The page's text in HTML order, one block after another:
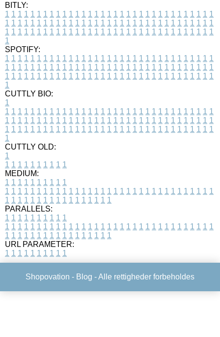
BITLY:
1 1 1 1 1 1 1 1 1 1 1 1 1 1 1 1 1 1 1 1 1 1 1 1 1 1 1 1 1 1 1 1 1
1 1 1 1 1 1 1 1 1 1 1 1 1 1 1 1 1 1 1 1 1 1 1 1 1 1 1 1 1 1 1 1 1
1 1 1 1 1 1 1 1 1 1 1 1 1 1 1 1 1 1 1 1 1 1 1 1 1 1 1 1 1 1 1 1 1
1
SPOTIFY:
1 1 1 1 1 1 1 1 1 1 1 1 1 1 1 1 1 1 1 1 1 1 1 1 1 1 1 1 1 1 1 1 1
1 1 1 1 1 1 1 1 1 1 1 1 1 1 1 1 1 1 1 1 1 1 1 1 1 1 1 1 1 1 1 1 1
1 1 1 1 1 1 1 1 1 1 1 1 1 1 1 1 1 1 1 1 1 1 1 1 1 1 1 1 1 1 1 1 1
1
CUTTLY BIO:
1
1 1 1 1 1 1 1 1 1 1 1 1 1 1 1 1 1 1 1 1 1 1 1 1 1 1 1 1 1 1 1 1 1
1 1 1 1 1 1 1 1 1 1 1 1 1 1 1 1 1 1 1 1 1 1 1 1 1 1 1 1 1 1 1 1 1
1 1 1 1 1 1 1 1 1 1 1 1 1 1 1 1 1 1 1 1 1 1 1 1 1 1 1 1 1 1 1 1 1
1
CUTTLY OLD:
1
1 1 1 1 1 1 1 1 1 1
MEDIUM:
1 1 1 1 1 1 1 1 1 1
1 1 1 1 1 1 1 1 1 1 1 1 1 1 1 1 1 1 1 1 1 1 1 1 1 1 1 1 1 1 1 1 1
1 1 1 1 1 1 1 1 1 1 1 1 1 1 1 1 1
PARALLELS:
1 1 1 1 1 1 1 1 1 1
1 1 1 1 1 1 1 1 1 1 1 1 1 1 1 1 1 1 1 1 1 1 1 1 1 1 1 1 1 1 1 1 1
1 1 1 1 1 1 1 1 1 1 1 1 1 1 1 1 1
URL PARAMETER:
1 1 1 1 1 1 1 1 1 1
Shopovation - Blog - Alle rettigheder forbeholdes